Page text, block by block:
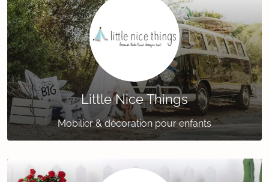
Little Nice Things
Mobilier & décoration pour enfants